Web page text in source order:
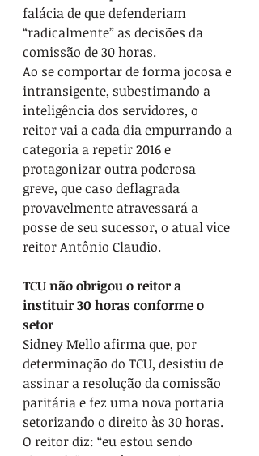
falácia de que defenderiam
“radicalmente” as decisões da
comissão de 30 horas.
Ao se comportar de forma jocosa e
intransigente, subestimando a
inteligência dos servidores, o
reitor vai a cada dia empurrando a
categoria a repetir 2016 e
protagonizar outra poderosa
greve, que caso deflagrada
provavelmente atravessará a
posse de seu sucessor, o atual vice
reitor Antônio Claudio.
TCU não obrigou o reitor a
instituir 30 horas conforme o
setor
Sidney Mello afirma que, por
determinação do TCU, desistiu de
assinar a resolução da comissão
paritária e fez uma nova portaria
setorizando o direito às 30 horas.
O reitor diz: “eu estou sendo